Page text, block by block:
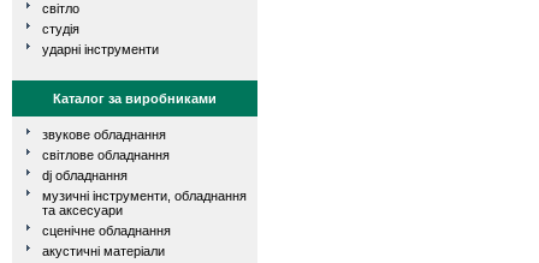
світло
студія
ударні інструменти
Каталог за виробниками
звукове обладнання
світлове обладнання
dj обладнання
музичні інструменти, обладнання
та аксесуари
сценічне обладнання
акустичні матеріали